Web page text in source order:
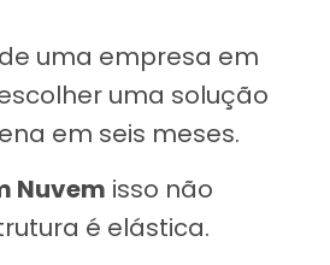
uma empresa em
uma solução
em seis meses.
Nuvem isso não
é elástica.